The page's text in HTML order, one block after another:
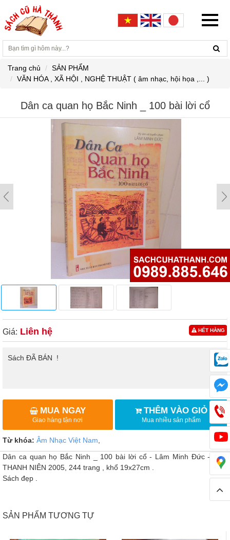
Trang chủ
SẢN PHẨM
VĂN HÓA , XÃ HỘI , NGHỆ THUẬT ( âm nhạc, hội họa ,... )
Dân ca quan họ Bắc Ninh _ 100 bài lời cổ
HẾT HÀNG
Giá: Liên hệ
Sách ĐÃ BÁN !
MUA NGAY
Giao hàng tận nơi
THÊM VÀO GIỎ
Mua nhiều sản phẩm
Từ khóa: Âm Nhạc Việt Nam,
Dân ca quan họ Bắc Ninh _ 100 bài lời cổ - Lâm Minh Đức - NXB
THANH NIÊN 2005, 244 trang , khổ 19x27cm .
Sách đẹp .
SẢN PHẨM TƯƠNG TỰ